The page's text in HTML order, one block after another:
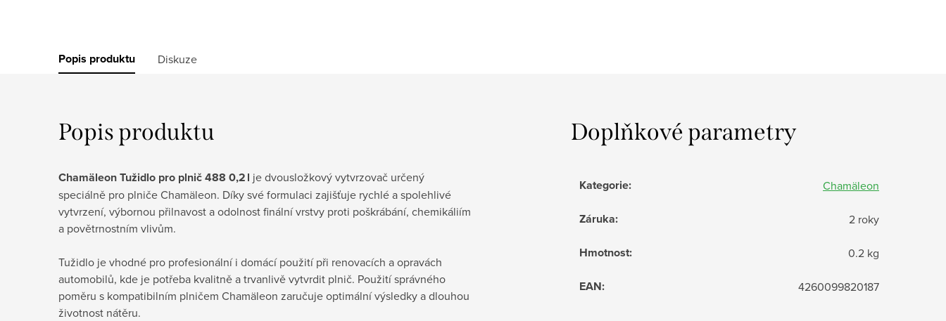
Popis produktu Diskuze
Popis produktu
Chamäleon Tužidlo pro plnič 488 0,2 l je dvousložkový vytvrzovač určený
speciálně pro plniče Chamäleon. Díky své formulaci zajišťuje rychlé a spolehlivé
vytvrzení, výbornou přilnavost a odolnost finální vrstvy proti poškrábání, chemikáliím
a povětrnostním vlivům.
Tužidlo je vhodné pro profesionální i domácí použití při renovacích a opravách
automobilů, kde je potřeba kvalitně a trvanlivě vytvrdit plnič. Použití správného
poměru s kompatibilním plničem Chamäleon zaručuje optimální výsledky a dlouhou
životnost nátěru.
Doplňkové parametry
Kategorie: Chamäleon
Záruka: 2 roky
Hmotnost: 0.2 kg
EAN: 4260099820187